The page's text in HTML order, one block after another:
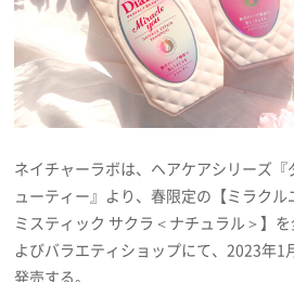
フィルム
Emoメン
ランキング
Emo!miuとは？
ネイチャーラボは、ヘアケアシリーズ
ューティー』より、春限定の【ミラク
ミスティック サクラ＜ナチュラル＞】
よびバラエティショップにて、2023年1
発売する。